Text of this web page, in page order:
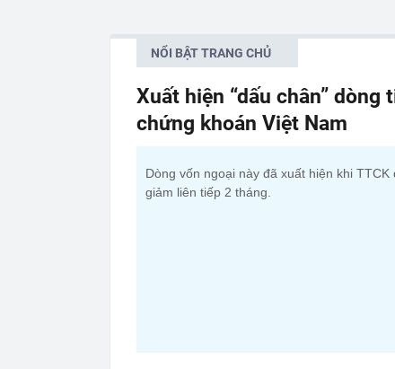
NỔI BẬT TRANG CHỦ
Xuất hiện “dấu chân”
chứng khoán Việt Nam
Dòng vốn ngoại này đã xuất hiện khi TTCK
giảm liên tiếp 2 tháng.